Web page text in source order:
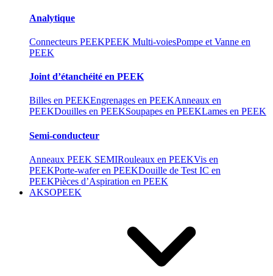
Analytique
Connecteurs PEEKPEEK Multi-voiesPompe et Vanne en
PEEK
Joint d’étanchéité en PEEK
Billes en PEEKEngrenages en PEEKAnneaux en
PEEKDouilles en PEEKSoupapes en PEEKLames en PEEK
Semi-conducteur
Anneaux PEEK SEMIRouleaux en PEEKVis en
PEEKPorte-wafer en PEEKDouille de Test IC en
PEEKPièces d’Aspiration en PEEK
AKSOPEEK